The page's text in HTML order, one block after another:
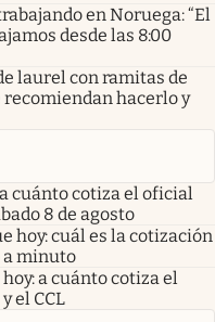
en Noruega: “El
desde las 8:00
laurel con ramitas de
recomiendan hacerlo y
cuánto cotiza el oficial
8 de agosto
hoy: cuál es la cotización
a minuto
a cuánto cotiza el
el CCL